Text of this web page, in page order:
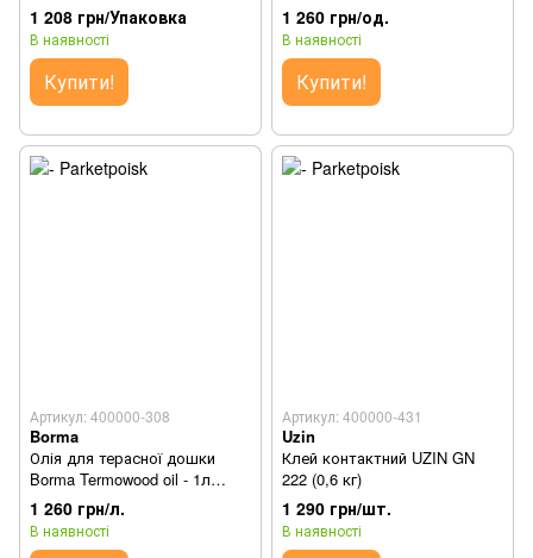
1 208 грн/Упаковка
В наявності
Купити!
1 260 грн/од.
В наявності
Купити!
Артикул: 400000-308
Borma
Олія для терасної дошки
Borma Termowood oil - 1л
відлив
1 260 грн/л.
В наявності
Артикул: 400000-431
Uzin
Клей контактний UZIN GN
222 (0,6 кг)
1 290 грн/шт.
В наявності